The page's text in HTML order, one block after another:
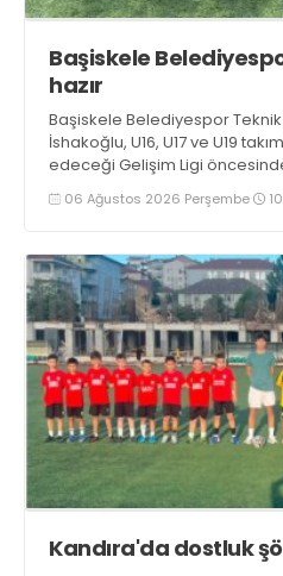
Başiskele
hazır
Başiskele Belediyespor
İshakoğlu, U16, U17 ve U19
edeceği Gelişim Ligi
Genç oyuncuların gelişimine
hedeflerinin sadece sonuç
06 Ağustos 2026 Perşembe
Kandıra'da dostluk